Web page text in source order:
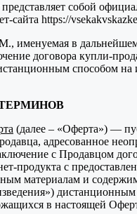
собой
сайта https://
именуемая в
договора купли-
способом
(далее – «Оферта») —
адресованное
с Продавцом
продукта с
материалам и
дистанционным
в настоящей